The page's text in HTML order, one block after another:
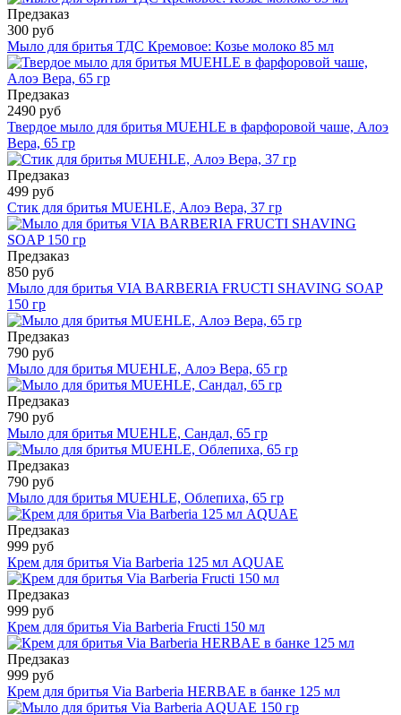
Предзаказ
300 руб
Мыло для бритья ТДС Кремовое: Козье молоко 85 мл
Предзаказ
2490 руб
Твердое мыло для бритья MUEHLE в фарфоровой чаше, Алоэ
Вера, 65 гр
Предзаказ
499 руб
Стик для бритья MUEHLE, Алоэ Вера, 37 гр
Предзаказ
850 руб
Мыло для бритья VIA BARBERIA FRUCTI SHAVING SOAP
150 гр
Предзаказ
790 руб
Мыло для бритья MUEHLE, Алоэ Вера, 65 гр
Предзаказ
790 руб
Мыло для бритья MUEHLE, Сандал, 65 гр
Предзаказ
790 руб
Мыло для бритья MUEHLE, Облепиха, 65 гр
Предзаказ
999 руб
Крем для бритья Via Barberia 125 мл AQUAE
Предзаказ
999 руб
Крем для бритья Via Barberia Fructi 150 мл
Предзаказ
999 руб
Крем для бритья Via Barberia HERBAE в банке 125 мл